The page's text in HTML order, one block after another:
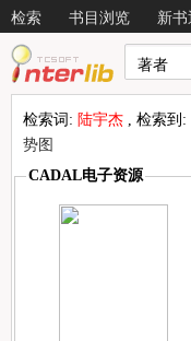
检索 书目浏览 新
检索词: 陆宇杰 , 检索到:
势图
CADAL电子资源